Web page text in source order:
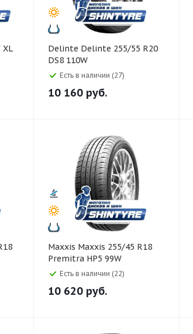
Delinte Delinte 255/55 R20
DS8 110W
Есть в наличии (27)
10 160 руб.
Maxxis Maxxis 255/45 R18
Premitra HP5 99W
Есть в наличии (22)
10 620 руб.